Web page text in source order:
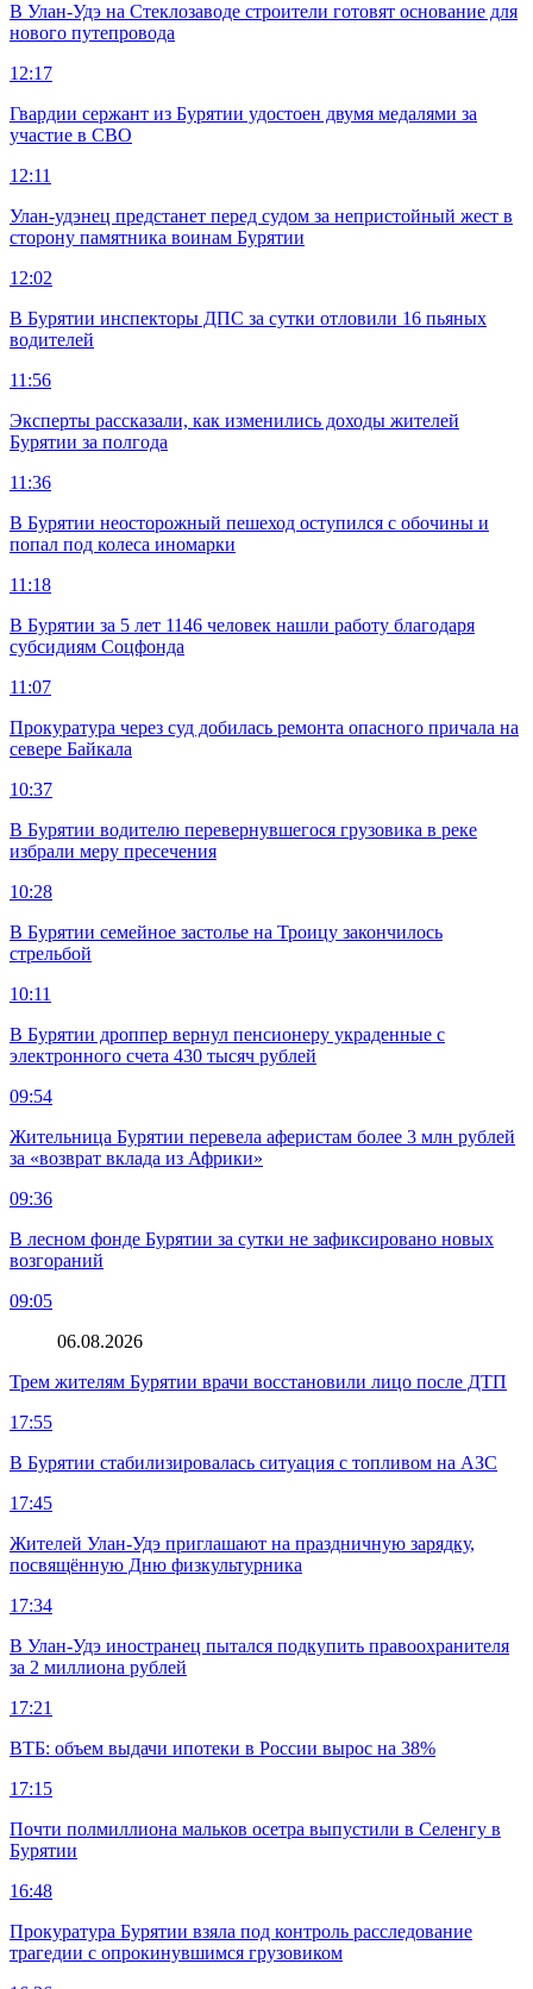
В Улан-Удэ на Стеклозаводе строители готовят основание для
нового путепровода
12:17
Гвардии сержант из Бурятии удостоен двумя медалями за
участие в СВО
12:11
Улан-удэнец предстанет перед судом за непристойный жест в
сторону памятника воинам Бурятии
12:02
В Бурятии инспекторы ДПС за сутки отловили 16 пьяных
водителей
11:56
Эксперты рассказали, как изменились доходы жителей
Бурятии за полгода
11:36
В Бурятии неосторожный пешеход оступился с обочины и
попал под колеса иномарки
11:18
В Бурятии за 5 лет 1146 человек нашли работу благодаря
субсидиям Соцфонда
11:07
Прокуратура через суд добилась ремонта опасного причала на
севере Байкала
10:37
В Бурятии водителю перевернувшегося грузовика в реке
избрали меру пресечения
10:28
В Бурятии семейное застолье на Троицу закончилось
стрельбой
10:11
В Бурятии дроппер вернул пенсионеру украденные с
электронного счета 430 тысяч рублей
09:54
Жительница Бурятии перевела аферистам более 3 млн рублей
за «возврат вклада из Африки»
09:36
В лесном фонде Бурятии за сутки не зафиксировано новых
возгораний
09:05
06.08.2026
Трем жителям Бурятии врачи восстановили лицо после ДТП
17:55
В Бурятии стабилизировалась ситуация с топливом на АЗС
17:45
Жителей Улан-Удэ приглашают на праздничную зарядку,
посвящённую Дню физкультурника
17:34
В Улан-Удэ иностранец пытался подкупить правоохранителя
за 2 миллиона рублей
17:21
ВТБ: объем выдачи ипотеки в России вырос на 38%
17:15
Почти полмиллиона мальков осетра выпустили в Селенгу в
Бурятии
16:48
Прокуратура Бурятии взяла под контроль расследование
трагедии с опрокинувшимся грузовиком